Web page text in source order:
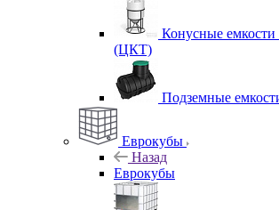
Конусные
(ЦКТ)
Подземные
Еврокубы
Назад
Еврокубы